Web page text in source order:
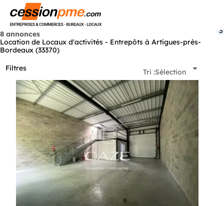
8 annonces
Location de Locaux d'activités - Entrepôts à Artigues-près-
Bordeaux (33370)
Filtres
3
Tri :Sélection